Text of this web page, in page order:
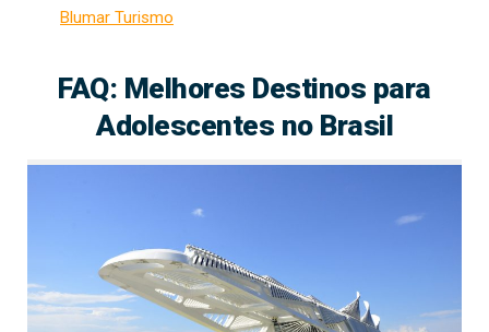
Blumar Turismo
FAQ: Melhores Destinos para
Adolescentes no Brasil